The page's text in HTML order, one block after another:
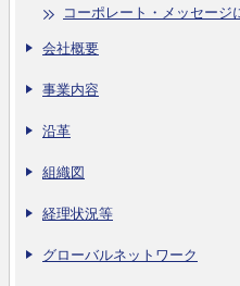
コーポレート・メッセージ
会社概要
事業内容
沿革
組織図
経理状況等
グローバルネットワーク